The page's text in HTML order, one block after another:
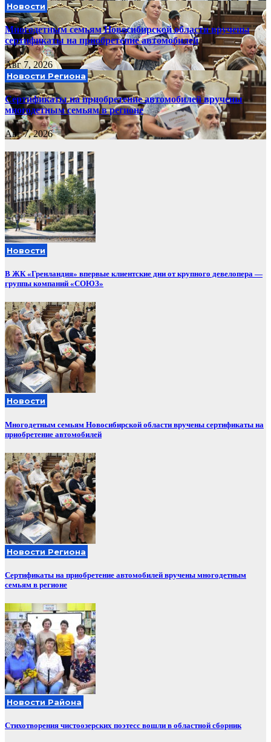
Новости
Многодетным семьям Новосибирской области вручены
сертификаты на приобретение автомобилей
Авг 7, 2026
Новости Региона
Сертификаты на приобретение автомобилей вручены
многодетным семьям в регионе
Авг 7, 2026
Новости
В ЖК «Гренландия» впервые клиентские дни от крупного девелопера —
группы компаний «СОЮЗ»
Новости
Многодетным семьям Новосибирской области вручены сертификаты на
приобретение автомобилей
Новости Региона
Сертификаты на приобретение автомобилей вручены многодетным
семьям в регионе
Новости Района
Стихотворения чистоозерских поэтесс вошли в областной сборник